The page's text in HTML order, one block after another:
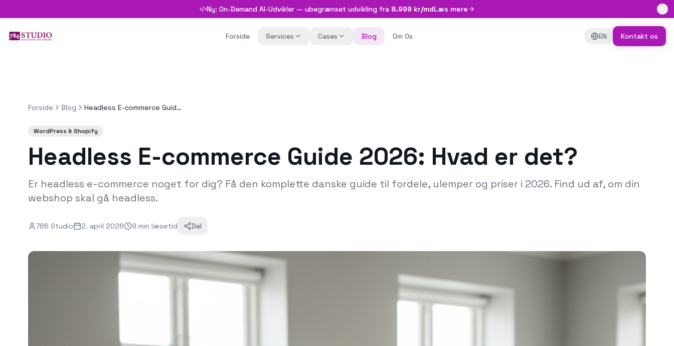
Ny: On-Demand AI-Udvikler — ubegrænset udvikling fra 8.999 kr/mdLæs mere
Forside Services Cases Blog Om Os EN Kontakt os
Forside Blog Headless E-commerce Guide 2026: Hvad er det?
WordPress & Shopify
Headless E-commerce Guide 2026: Hvad er det?
Er headless e-commerce noget for dig? Få den komplette danske guide til fordele, ulemper og priser i 2026. Find ud af, om din
webshop skal gå headless.
786 Studio 2. april 2026 9 min læsetid Del